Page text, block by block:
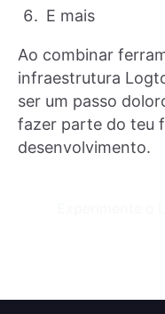
E mais
Ao combinar
infraestrutura
ser um passo
fazer parte do teu
desenvolvimento.